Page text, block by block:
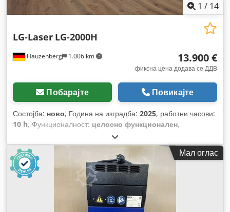
1 / 14
Hauzenberg 1.006 km
LG-Laser LG-2000H
13.900 €
фиксна цена додава се ДДВ
Побарајте Повикајте
Состојба: ново, Година на изградба: 2025, работни часови:
10 h, Функционалност: целосно функционален,
Мал оглас